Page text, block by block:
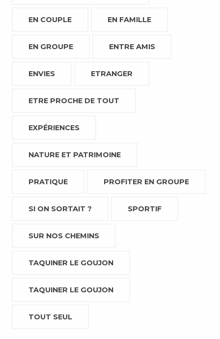
EN COUPLE EN FAMILLE
EN GROUPE ENTRE AMIS
ENVIES ETRANGER
ETRE PROCHE DE TOUT
EXPÉRIENCES
NATURE ET PATRIMOINE
PRATIQUE PROFITER EN GROUPE
SI ON SORTAIT ? SPORTIF
SUR NOS CHEMINS
TAQUINER LE GOUJON
TAQUINER LE GOUJON
TOUT SEUL